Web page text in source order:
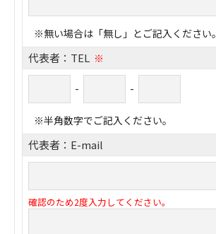
※無い場合は「無し」とご記入ください。
代表者：TEL ※
- -
※半角数字でご記入ください。
代表者：E-mail
確認のため2度入力してください。